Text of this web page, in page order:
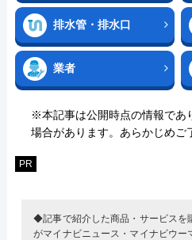
排水管・排水口
業者
※本記事は公開時点の情報であ
場合があります。あらかじめご
PR
◆記事で紹介した商品・サービスを
がマイナビニュース・マイナビウー